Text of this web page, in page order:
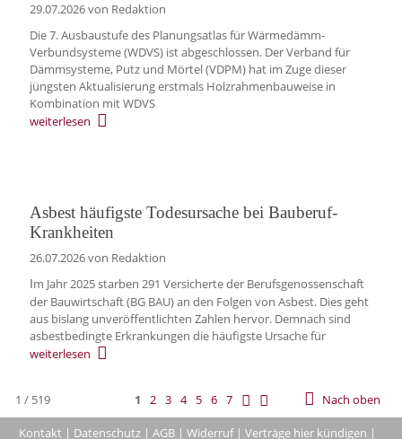
29.07.2026von Redaktion
Die 7. Ausbaustufe des Planungsatlas für Wärmedämm-
Verbundsysteme (WDVS) ist abgeschlossen. Der Verband für
Dämmsysteme, Putz und Mörtel (VDPM) hat im Zuge dieser
jüngsten Aktualisierung erstmals Holzrahmenbauweise in
Kombination mit WDVS
weiterlesen
Asbest häufigste Todesursache bei Bauberuf-
Krankheiten
26.07.2026von Redaktion
Im Jahr 2025 starben 291 Versicherte der Berufsgenossenschaft
der Bauwirtschaft (BG BAU) an den Folgen von Asbest. Dies geht
aus bislang unveröffentlichten Zahlen hervor. Demnach sind
asbestbedingte Erkrankungen die häufigste Ursache für
weiterlesen
1 / 519 1 2 3 4 5 6 7 Nach oben
Kontakt | Datenschutz | AGB | Widerruf| Verträge hier kündigen |